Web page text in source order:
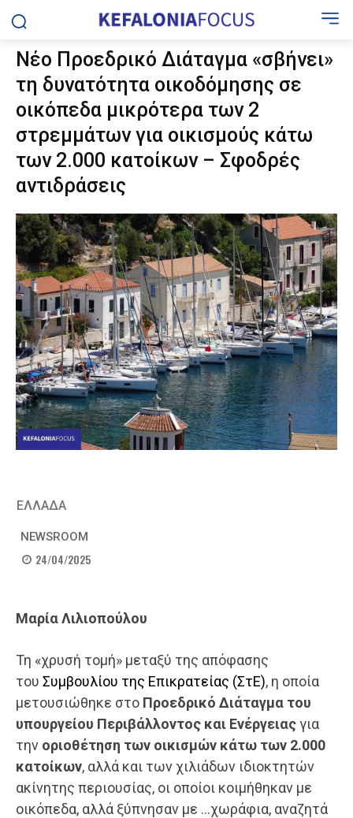
Νέο Προεδρικό Διάταγμα «σβήνει»
τη δυνατότητα οικοδόμησης σε
οικόπεδα μικρότερα των 2
στρεμμάτων για οικισμούς κάτω
των 2.000 κατοίκων – Σφοδρές
αντιδράσεις
ΕΛΛΑΔΑ
NEWSROOM
24/04/2025
Μαρία Λιλιοπούλου
Τη «χρυσή τομή» μεταξύ της απόφασης
του Συμβουλίου της Επικρατείας (ΣτΕ), η οποία
μετουσιώθηκε στο Προεδρικό Διάταγμα του
υπουργείου Περιβάλλοντος και Ενέργειαςγια
την οριοθέτηση των οικισμών κάτω των 2.000
κατοίκων, αλλά και των χιλιάδων ιδιοκτητών
ακίνητης περιουσίας, οι οποίοι κοιμήθηκαν με
οικόπεδα, αλλά ξύπνησαν με …χωράφια, αναζητά